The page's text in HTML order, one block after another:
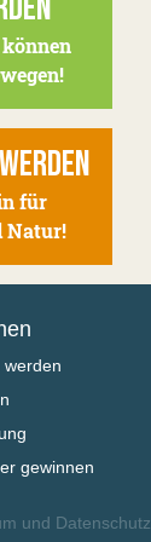
für
Natur!
werden
gewinnen
und Datenschutz